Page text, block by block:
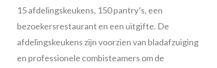
15 afdelingskeukens, 150 pantry’s, een
bezoekersrestaurant en een uitgifte. De
afdelingskeukens zijn voorzien van bladafzuiging
en professionele combisteamers om de